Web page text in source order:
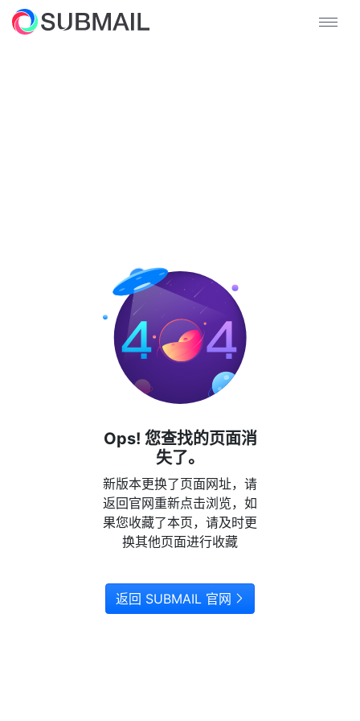
Ops! 您查找的页面消
失了。
新版本更换了页面网址，请
返回官网重新点击浏览，如
果您收藏了本页，请及时更
换其他页面进行收藏
返回 SUBMAIL 官网